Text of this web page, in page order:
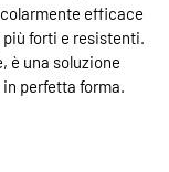
efficace
forti e resistenti.
è una soluzione
perfetta forma.